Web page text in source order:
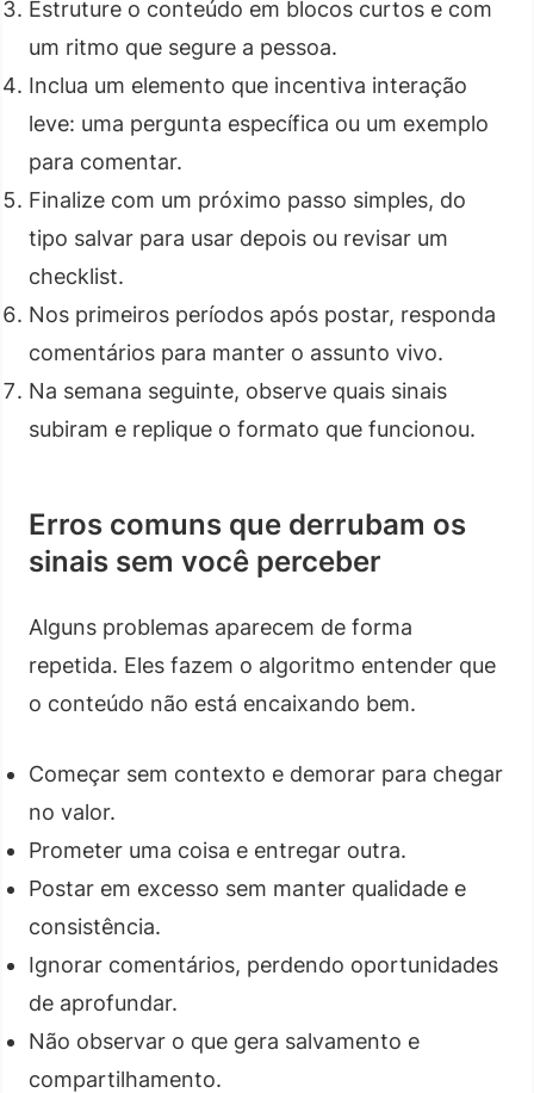
Estruture o conteúdo em blocos curtos e com
um ritmo que segure a pessoa.
Inclua um elemento que incentiva interação
leve: uma pergunta específica ou um exemplo
para comentar.
Finalize com um próximo passo simples, do
tipo salvar para usar depois ou revisar um
checklist.
Nos primeiros períodos após postar, responda
comentários para manter o assunto vivo.
Na semana seguinte, observe quais sinais
subiram e replique o formato que funcionou.
Erros comuns que derrubam os
sinais sem você perceber
Alguns problemas aparecem de forma
repetida. Eles fazem o algoritmo entender que
o conteúdo não está encaixando bem.
Começar sem contexto e demorar para chegar
no valor.
Prometer uma coisa e entregar outra.
Postar em excesso sem manter qualidade e
consistência.
Ignorar comentários, perdendo oportunidades
de aprofundar.
Não observar o que gera salvamento e
compartilhamento.